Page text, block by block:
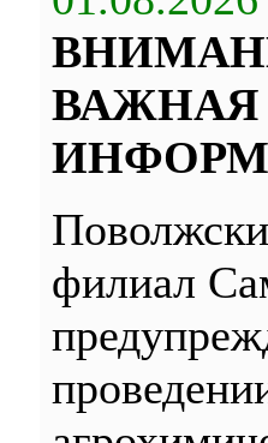
ВАЖНАЯ
филиал